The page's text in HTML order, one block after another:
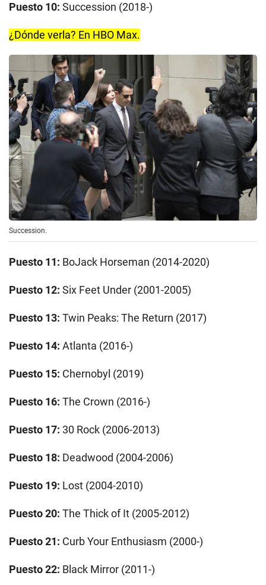
Puesto 10: Succession (2018-)
¿Dónde verla? En HBO Max.
Succession.
Puesto 11: BoJack Horseman (2014-2020)
Puesto 12: Six Feet Under (2001-2005)
Puesto 13: Twin Peaks: The Return (2017)
Puesto 14: Atlanta (2016-)
Puesto 15: Chernobyl (2019)
Puesto 16: The Crown (2016-)
Puesto 17: 30 Rock (2006-2013)
Puesto 18: Deadwood (2004-2006)
Puesto 19: Lost (2004-2010)
Puesto 20: The Thick of It (2005-2012)
Puesto 21: Curb Your Enthusiasm (2000-)
Puesto 22: Black Mirror (2011-)